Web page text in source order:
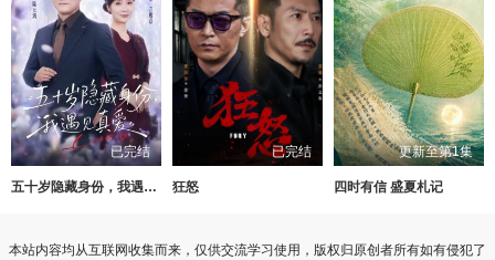
已完结
五十岁隐藏身份，我遇见真爱
已完结
狂怒
更新至第1集
四时有信 盛夏札记
本站内容均从互联网收集而来，仅供交流学习使用，版权归原创者所有如有侵犯了